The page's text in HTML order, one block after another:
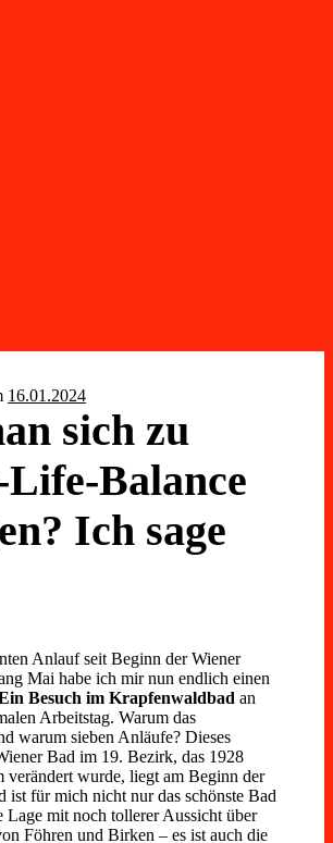
16.01.2024
sich zu
Balance
Ich sage
Anlauf seit Beginn der Wiener
Mai habe ich mir nun endlich einen
Besuch im Krapfenwaldbad an
Arbeitstag. Warum das
warum sieben Anläufe? Dieses
Bad im 19. Bezirk, das 1928
verändert wurde, liegt am Beginn der
ist für mich nicht nur das schönste Bad
Lage mit noch tollerer Aussicht über
Föhren und Birken – es ist auch die